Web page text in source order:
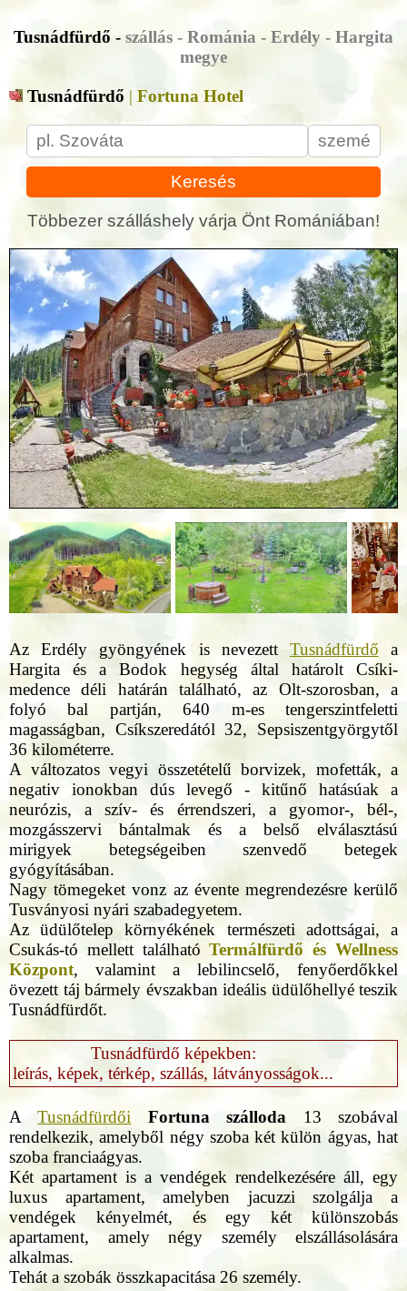
Tusnádfürdő - szállás - Románia - Erdély - Hargita
megye
Tusnádfürdő | Fortuna Hotel
Keresés
Többezer szálláshely várja Önt Romániában!
Az Erdély gyöngyének is nevezett Tusnádfürdő a
Hargita és a Bodok hegység által határolt Csíki-
medence déli határán található, az Olt-szorosban, a
folyó bal partján, 640 m-es tengerszintfeletti
magasságban, Csíkszeredától 32, Sepsiszentgyörgytől
36 kilométerre.
A változatos vegyi összetételű borvizek, mofetták, a
negativ ionokban dús levegő - kitűnő hatásúak a
neurózis, a szív- és érrendszeri, a gyomor-, bél-,
mozgásszervi bántalmak és a belső elválasztású
mirigyek betegségeiben szenvedő betegek
gyógyításában.
Nagy tömegeket vonz az évente megrendezésre kerülő
Tusványosi nyári szabadegyetem.
Az üdülőtelep környékének természeti adottságai, a
Csukás-tó mellett találhatóTermálfürdő és Wellness
Központ, valamint a lebilincselő, fenyőerdőkkel
övezett táj bármely évszakban ideális üdülőhellyé teszik
Tusnádfürdőt.
Tusnádfürdő képekben:
leírás, képek, térkép, szállás, látványosságok...
ATusnádfürdői Fortuna szálloda 13 szobával
rendelkezik, amelyből négy szoba két külön ágyas, hat
szoba franciaágyas.
Két apartament is a vendégek rendelkezésére áll, egy
luxus apartament, amelyben jacuzzi szolgálja a
vendégek kényelmét, és egy két különszobás
apartament, amely négy személy elszállásolására
alkalmas.
Tehát a szobák összkapacitása 26 személy.